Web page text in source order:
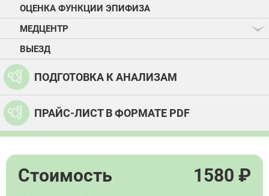
ОЦЕНКА ФУНКЦИИ ЭПИФИЗА
МЕДЦЕНТР
ВЫЕЗД
ПОДГОТОВКА К АНАЛИЗАМ
ПРАЙС-ЛИСТ В ФОРМАТЕ PDF
Стоимость 1580 ₽